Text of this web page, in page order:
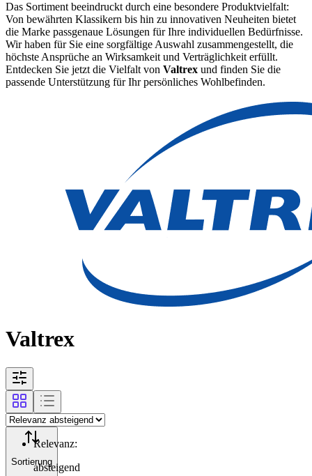
Das Sortiment beeindruckt durch eine besondere Produktvielfalt:
Von bewährten Klassikern bis hin zu innovativen Neuheiten bietet
die Marke passgenaue Lösungen für Ihre individuellen Bedürfnisse.
Wir haben für Sie eine sorgfältige Auswahl zusammengestellt, die
höchste Ansprüche an Wirksamkeit und Verträglichkeit erfüllt.
Entdecken Sie jetzt die Vielfalt von Valtrex und finden Sie die
passende Unterstützung für Ihr persönliches Wohlbefinden.
Valtrex
Sortierung
Relevanz:
absteigend